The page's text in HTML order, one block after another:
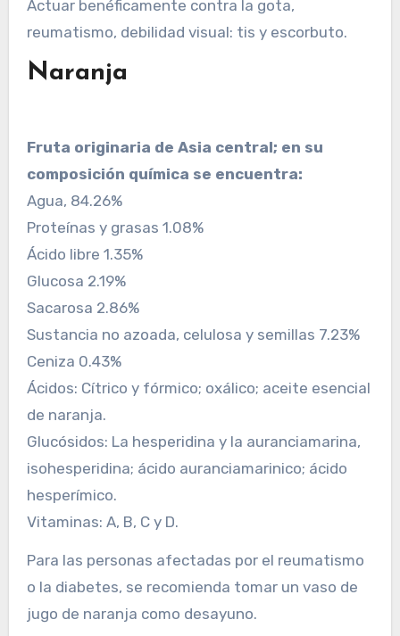
Actuar benéficamente contra la gota,
reumatismo, debilidad visual: tis y escorbuto.
Naranja
Fruta originaria de Asia central; en su
composición química se encuentra:
Agua, 84.26%
Proteínas y grasas 1.08%
Ácido libre 1.35%
Glucosa 2.19%
Sacarosa 2.86%
Sustancia no azoada, celulosa y semillas 7.23%
Ceniza 0.43%
Ácidos: Cítrico y fórmico; oxálico; aceite esencial
de naranja.
Glucósidos: La hesperidina y la auranciamarina,
isohesperidina; ácido auranciamarinico; ácido
hesperímico.
Vitaminas: A, B, C y D.
Para las personas afectadas por el reumatismo
o la diabetes, se recomienda tomar un vaso de
jugo de naranja como desayuno.